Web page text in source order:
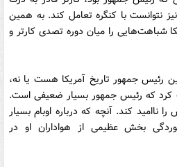
نتوانست با کنگره تعامل کند. به همین
شباهت‌هایی را میان دوره تصدی کارتر و
رئیس جمهور تاریخ آمریکا هست یا نه،
کرد که رئیس جمهور بسیار ضعیفی است.
را ناامید کند. آنچه که درباره اوبام بسیار
بخش عظیمی از هواداران او در